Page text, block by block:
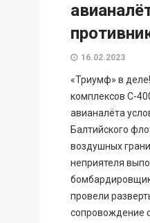
16.02.2023
«Триумф» в
комплексов С-
авианалёта
Балтийского
воздушных
неприятеля
провели
сопровождение